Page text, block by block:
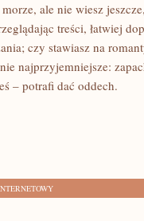
ale nie wiesz
treści, łatwiej
czy stawiasz na
najprzyjemniejsze:
– potrafi dać oddech.